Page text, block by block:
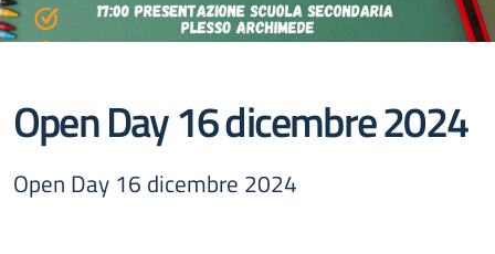
Open Day 16 dicembre 2024
Open Day 16 dicembre 2024